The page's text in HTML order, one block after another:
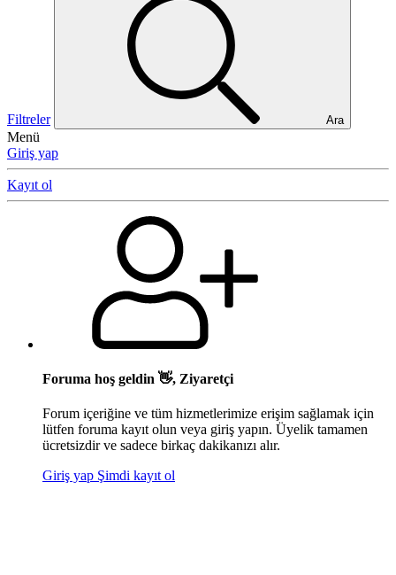
Filtreler Ara
Menü
Giriş yap
Kayıt ol
Foruma hoş geldin 👋, Ziyaretçi
Forum içeriğine ve tüm hizmetlerimize erişim sağlamak için
lütfen foruma kayıt olun veya giriş yapın. Üyelik tamamen
ücretsizdir ve sadece birkaç dakikanızı alır.
Giriş yap Şimdi kayıt ol